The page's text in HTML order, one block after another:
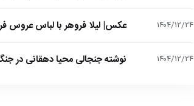
۱۴۰۴/۱۲/۲۴ عکس| لیلا فروهر با لباس عروس
۱۴۰۴/۱۲/۲۴ نوشته جنجالی محیا دهقانی در